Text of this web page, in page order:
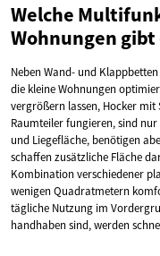
Welche
Wohnungen gibt
Neben Wand- und
die kleine Wohnungen
vergrößern lassen, Hocker mit
Raumteiler fungieren, sind
und Liegefläche, benötigen
schaffen zusätzliche Fläche
Kombination verschiedener
wenigen Quadratmetern
tägliche Nutzung im
handhaben sind, werden